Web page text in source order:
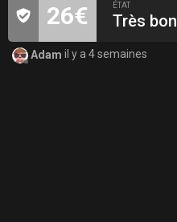
26€ ÉTAT
Très bon
Adam il y a 4 semaines